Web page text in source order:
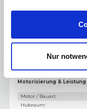
Nur
Start-Stop-
Winter-Paket
Motorisierung & Leistung
Motor / Bauart:
Hubraum: